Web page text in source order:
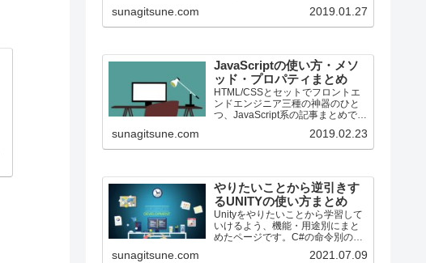
ちょっととっても数少ないです
が、段々増える予定です。
sunagitsune.com 2019.01.27
JavaScriptの使い方・メソ
ッド・プロパティまとめ
HTML/CSSとセットでフロントエ
ンドエンジニア三種の神器のひと
つ、JavaScript系の記事まとめで
sunagitsune.com 2019.02.23
やりたいことから逆引きす
るUNITYの使い方まとめ
Unityをやりたいことから学習して
いけるよう、機能・用途別にまと
めたページです。C#の命令別の逆
引きは現時点で作っていません。
2019の時期に書き始めているの
sunagitsune.com 2021.07.09